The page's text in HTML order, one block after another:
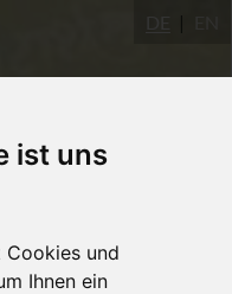
ist uns
Cookies und
Ihnen ein